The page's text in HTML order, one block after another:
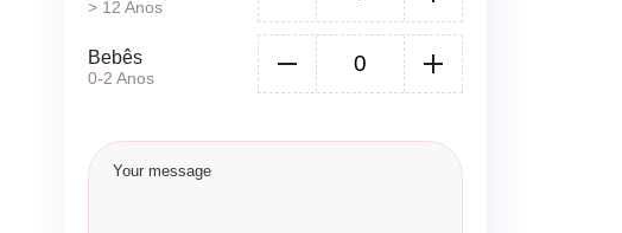
> 12 Anos
Bebês
0-2 Anos